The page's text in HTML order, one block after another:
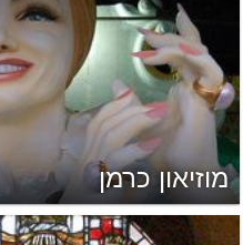
מוזיאון כרמן